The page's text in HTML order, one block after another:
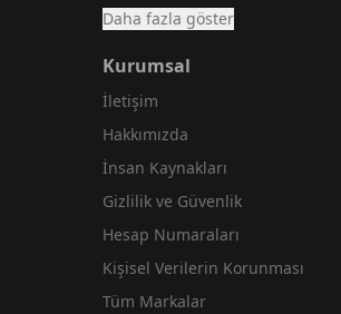
Daha fazla göster
Kurumsal
İletişim
Hakkımızda
İnsan Kaynakları
Gizlilik ve Güvenlik
Hesap Numaraları
Kişisel Verilerin Korunması
Tüm Markalar